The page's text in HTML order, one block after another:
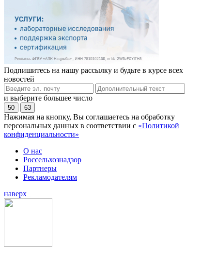
Подпишитесь на нашу рассылку и будьте в курсе всех
новостей
и выберите большее число
50 63
Нажимая на кнопку, Вы соглашаетесь на обработку
персональных данных в соответствии с «Политикой
конфиденциальности»
О нас
Россельхознадзор
Партнеры
Рекламодателям
наверх